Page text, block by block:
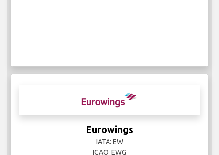
Eurowings
IATA: EW
ICAO: EWG